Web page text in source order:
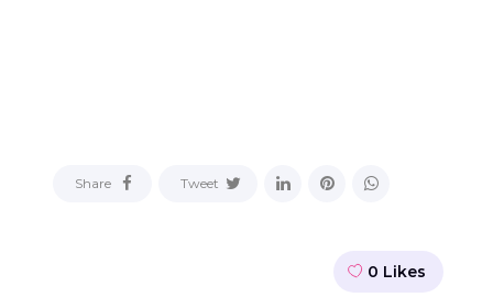
Share Tweet
0 Likes